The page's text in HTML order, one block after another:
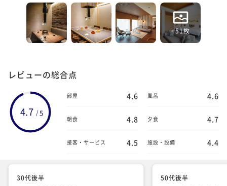
+51枚
レビューの総合点
4.7 /5
部屋 4.6 風呂 4.6
朝食 4.8 夕食 4.7
接客・サービス 4.5 施設・設備 4.4
30代後半
50代後半